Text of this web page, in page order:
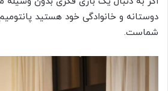
دوستانه و خانوادگی خود هستید
شماست.